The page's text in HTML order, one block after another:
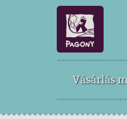
Vásárlás